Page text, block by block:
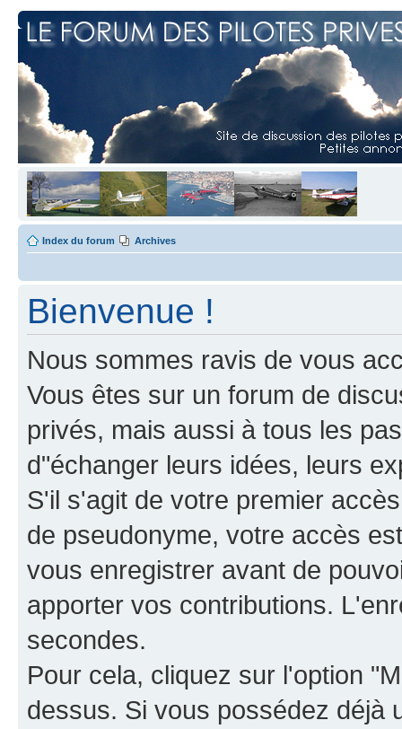
Index du forum Archives
Bienvenue !
Nous sommes ravis de vous
Vous êtes sur un forum de
privés, mais aussi à tous les
d"échanger leurs idées, leurs
S'il s'agit de votre premier
de pseudonyme, votre accès
vous enregistrer avant de
apporter vos contributions.
secondes.
Pour cela, cliquez sur l'option
dessus. Si vous possédez déjà